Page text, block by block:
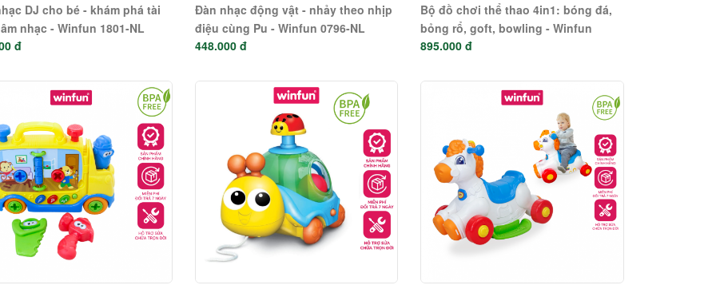
DJ cho bé - khám phá tài
nhạc - Winfun 1801-NL
đ
Đàn nhạc động vật - nhảy theo nhịp
điệu cùng Pu - Winfun 0796-NL
448.000 đ
Bộ đồ chơi thể thao 4in1: bóng đá,
bỏng rổ, goft, bowling - Winfun
6003A-NL
895.000 đ